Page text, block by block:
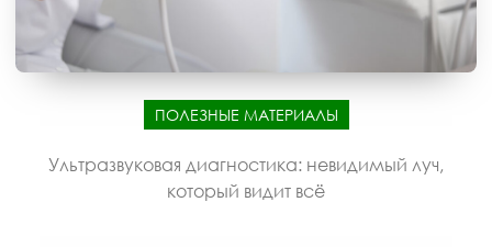
ПОЛЕЗНЫЕ МАТЕРИАЛЫ
Ультразвуковая диагностика: невидимый луч,
который видит всё